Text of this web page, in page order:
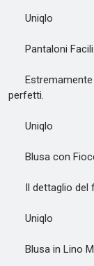
Uniqlo
Pantaloni Facili
Estremamente
perfetti.
Uniqlo
Blusa con
Il dettaglio del
Uniqlo
Blusa in Lino